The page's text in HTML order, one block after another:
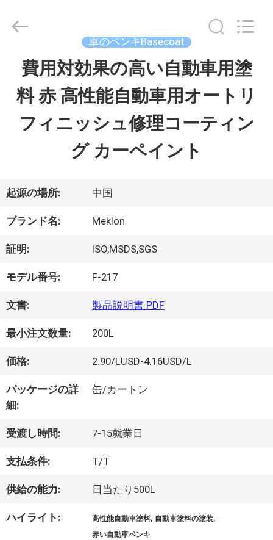
ー
品
ビ
デ
オ
企
業
情
報
会
社
案
Guangzhou
Chemical
Technology
車のペンキBasecoat
費用対効果の高い自動車用塗
料 赤 高性能自動車用オートリ
フィニッシュ修理コーティン
グ カーペイント
起源の場所: 中国
ブランド名: Meklon
証明: ISO,MSDS,SGS
モデル番号: F-217
文書: 製品説明書 PDF
最小注文数量: 200L
価格: 2.90/LUSD-4.16USD/L
パッケージの詳
細:
缶/カートン
受渡し時間: 7-15就業日
支払条件: T/T
供給の能力: 日当たり500L
ハイライト: 高性能自動車塗料, 自動車塗料の塗装,
赤い自動車ペンキ